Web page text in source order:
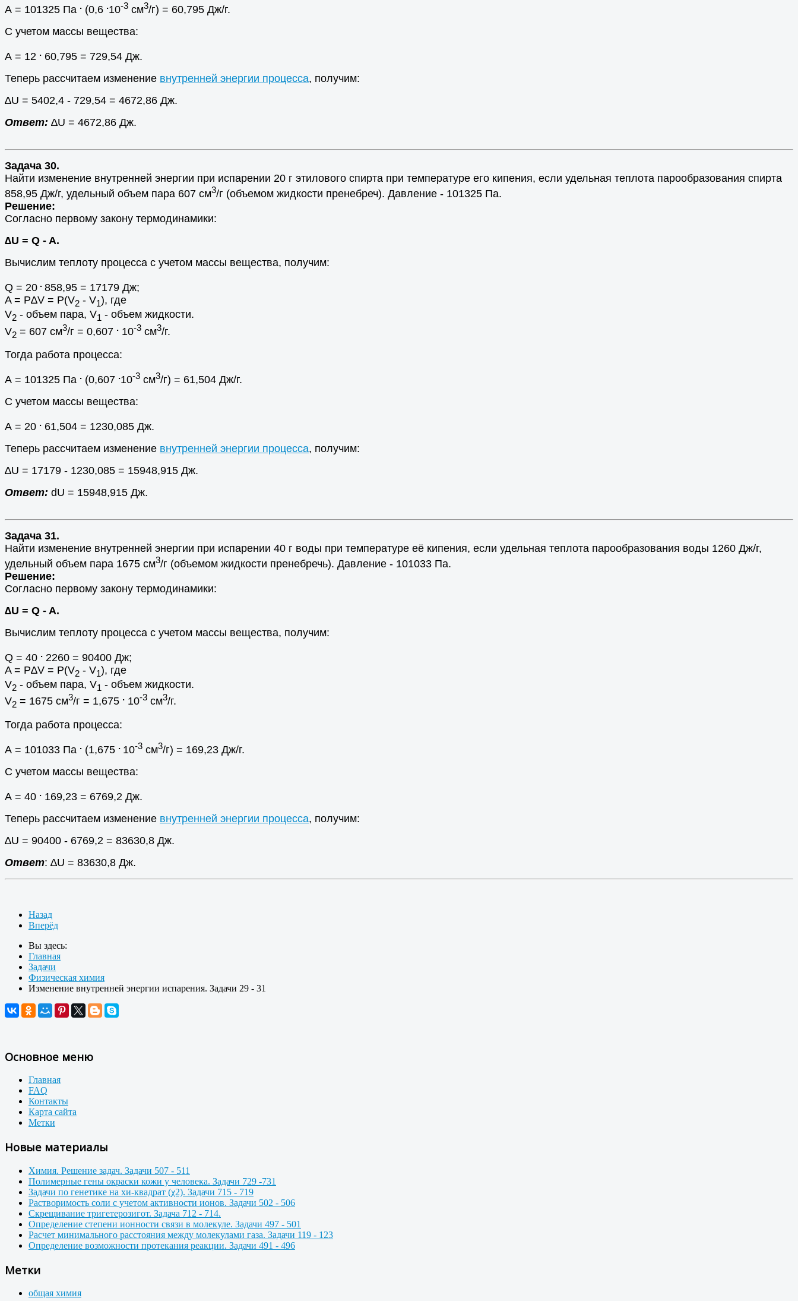
А = 101325 Па . (0,6 .10-3 см3/г) = 60,795 Дж/г.
С учетом массы вещества:
А = 12 . 60,795 = 729,54 Дж.
Теперь рассчитаем изменение внутренней энергии процесса, получим:
∆U = 5402,4 - 729,54 = 4672,86 Дж.
Ответ: ∆U = 4672,86 Дж.
Задача 30.
Найти изменение внутренней энергии при испарении 20 г этилового спирта при температуре его кипения, если удельная теплота парообразования спирта
858,95 Дж/г, удельный объем пара 607 см3/г (объемом жидкости пренебреч). Давление - 101325 Па.
Решение:
Согласно первому закону термодинамики:
∆U = Q - A.
Вычислим теплоту процесса с учетом массы вещества, получим:
Q = 20 . 858,95 = 17179 Дж;
A = P∆V = P(V2 - V1), где
V2 - объем пара, V1 - объем жидкости.
V2 = 607 см3/г = 0,607 . 10-3 см3/г.
Тогда работа процесса:
А = 101325 Па . (0,607 .10-3 см3/г) = 61,504 Дж/г.
С учетом массы вещества:
А = 20 . 61,504 = 1230,085 Дж.
Теперь рассчитаем изменение внутренней энергии процесса, получим:
∆U = 17179 - 1230,085 = 15948,915 Дж.
Ответ: dU = 15948,915 Дж.
Задача 31.
Найти изменение внутренней энергии при испарении 40 г воды при температуре её кипения, если удельная теплота парообразования воды 1260 Дж/г,
удельный объем пара 1675 см3/г (объемом жидкости пренебречь). Давление - 101033 Па.
Решение:
Согласно первому закону термодинамики:
∆U = Q - A.
Вычислим теплоту процесса с учетом массы вещества, получим:
Q = 40 . 2260 = 90400 Дж;
A = P∆V = P(V2 - V1), где
V2 - объем пара, V1 - объем жидкости.
V2 = 1675 см3/г = 1,675 . 10-3 см3/г.
Тогда работа процесса:
А = 101033 Па . (1,675 . 10-3 см3/г) = 169,23 Дж/г.
С учетом массы вещества:
А = 40 . 169,23 = 6769,2 Дж.
Теперь рассчитаем изменение внутренней энергии процесса, получим:
∆U = 90400 - 6769,2 = 83630,8 Дж.
Ответ: ∆U = 83630,8 Дж.
Назад
Вперёд
Вы здесь:
Главная
Задачи
Физическая химия
Изменение внутренней энергии испарения. Задачи 29 - 31
Основное меню
Главная
FAQ
Контакты
Карта сайта
Метки
Новые материалы
Химия. Решение задач. Задачи 507 - 511
Полимерные гены окраски кожи у человека. Задачи 729 -731
Задачи по генетике на хи-квадрат (χ2). Задачи 715 - 719
Растворимость соли с учетом активности ионов. Задачи 502 - 506
Скрещивание тригетерозигот. Задача 712 - 714.
Определение степени ионности связи в молекуле. Задачи 497 - 501
Расчет минимального расстояния между молекулами газа. Задачи 119 - 123
Определение возможности протекания реакции. Задачи 491 - 496
Метки
общая химия